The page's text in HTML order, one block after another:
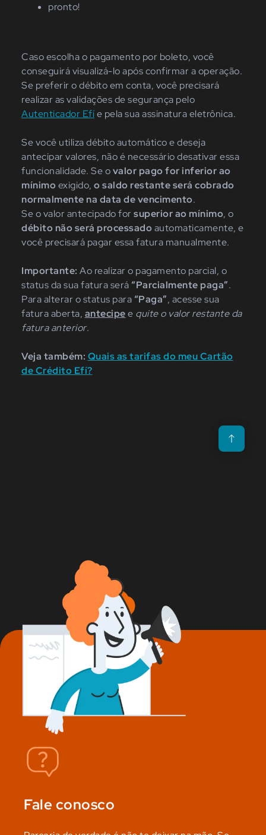
pronto!
Caso escolha o pagamento por boleto, você
conseguirá visualizá-lo após confirmar a operação.
Se preferiro débito em conta, você precisará
realizar as validações de segurança pelo
Autenticador Efíe pela sua assinaturaeletrônica.
Se você utiliza débito automático e deseja
antecipar valores, não é necessário desativar essa
funcionalidade. Se ovalor pago for inferior ao
mínimo exigido, o saldo restante será cobrado
normalmente na data de vencimento.
Se o valor antecipado forsuperior ao mínimo, o
débito não será processado automaticamente, e
você precisará pagar essa fatura manualmente.
Importante: Ao realizar o pagamento parcial, o
status da sua fatura será “Parcialmente paga”.
Para alterar o status para “Paga”, acesse sua
fatura aberta, antecipee quite o valor restante da
fatura anterior.
Veja também: Quais as tarifas do meu Cartão
de Crédito Efí?
Voltar para o
Fale conosco